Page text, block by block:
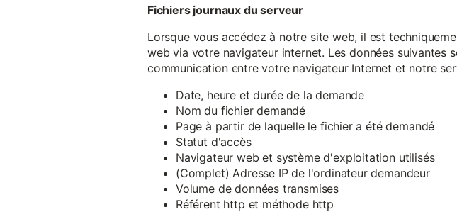
Fichiers journaux du serveur
Lorsque vous accédez à notre site web, il est
web via votre navigateur internet. Les données suivantes
communication entre votre navigateur Internet et notre
Date, heure et durée de la demande
Nom du fichier demandé
Page à partir de laquelle le fichier a été demandé
Statut d'accès
Navigateur web et système d'exploitation utilisés
(Complet) Adresse IP de l'ordinateur demandeur
Volume de données transmises
Référent http et méthode http